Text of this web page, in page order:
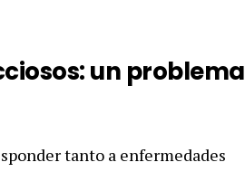
un problema
tanto a enfermedades